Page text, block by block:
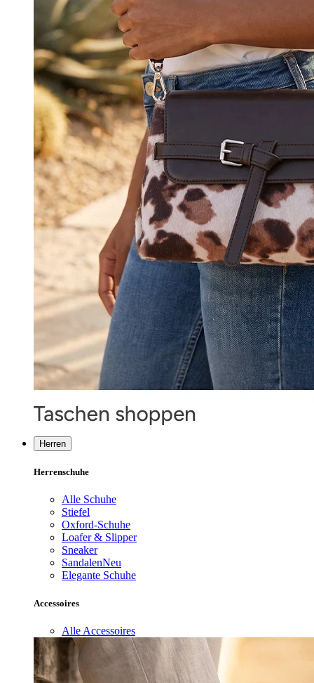
Herren
Herrenschuhe
Alle Schuhe
Stiefel
Oxford-Schuhe
Loafer & Slipper
Sneaker
SandalenNeu
Elegante Schuhe
Accessoires
Alle Accessoires